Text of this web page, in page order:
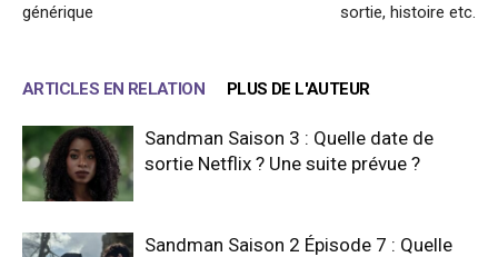
générique
sortie, histoire etc.
ARTICLES EN RELATION PLUS DE L'AUTEUR
Sandman Saison 3 : Quelle date de
sortie Netflix ? Une suite prévue ?
Sandman Saison 2 Épisode 7 : Quelle